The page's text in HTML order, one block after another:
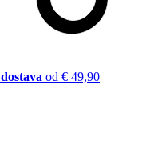
od € 49,90